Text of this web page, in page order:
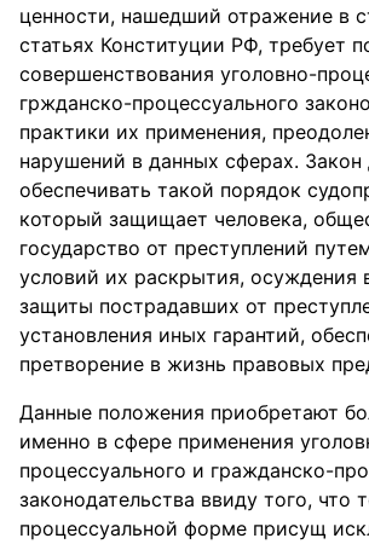
ценности, нашедший отражение в
статьях Конституции РФ, требует
совершенствования уголовно-
гржданско-процессуального
практики их применения,
нарушений в данных сферах.
обеспечивать такой порядок
который защищает человека,
государство от преступлений
условий их раскрытия, осуждения
защиты пострадавших от
установления иных гарантий,
претворение в жизнь правовых
Данные положения приобретают
именно в сфере применения
процессуального и гражданско-
законодательства ввиду того, что
процессуальной форме присущ